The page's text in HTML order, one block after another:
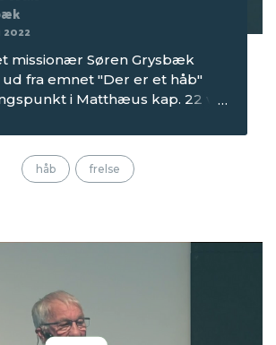
2022
missionær Søren Grysbæk
fra emnet "Der er et håb"
i Matthæus kap. 22 v
Seniorcamping 1 i 2022, som
på Mørkholt Strand Camping.
håb frelse